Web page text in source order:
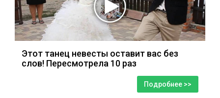
Этот танец невесты оставит вас без
слов! Пересмотрела 10 раз
Подробнее >>